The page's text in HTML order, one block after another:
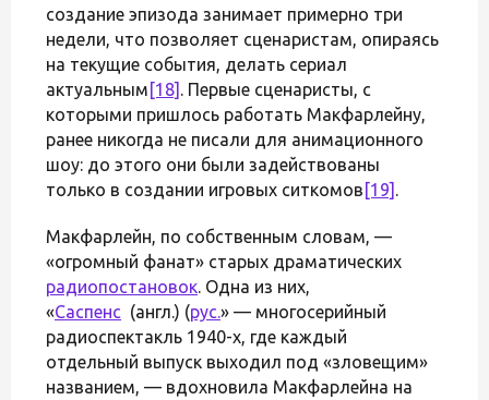
создание эпизода занимает примерно три
недели, что позволяет сценаристам, опираясь
на текущие события, делать сериал
актуальным [18] . Первые сценаристы, с
которыми пришлось работать Макфарлейну,
ранее никогда не писали для анимационного
шоу: до этого они были задействованы
только в создании игровых ситкомов [19] .
Макфарлейн, по собственным словам, —
«огромный фанат» старых драматических
радиопостановок. Одна из них,
«Саспенс (англ.) (рус.» — многосерийный
радиоспектакль 1940-х, где каждый
отдельный выпуск выходил под «зловещим»
названием, — вдохновила Макфарлейна на